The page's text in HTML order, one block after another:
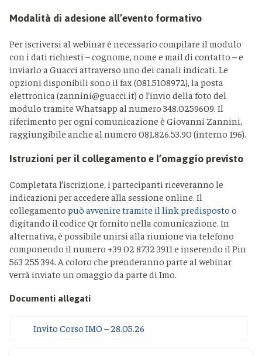
Modalità di adesione all’evento formativo
Per iscriversi al webinar è necessario compilare il modulo
con i dati richiesti – cognome, nome e mail di contatto – e
inviarlo a Guacci attraverso uno dei canali indicati. Le
opzioni disponibili sono il fax (081.5108972), la posta
elettronica (zannini@guacci.it) o l’invio della foto del
modulo tramite Whatsapp al numero 348.0259609. Il
riferimento per ogni comunicazione è Giovanni Zannini,
raggiungibile anche al numero 081.826.53.90 (interno 196).
Istruzioni per il collegamento e l’omaggio previsto
Completata l’iscrizione, i partecipanti riceveranno le
indicazioni per accedere alla sessione online. Il
collegamento può avvenire tramite il link predisposto o
digitando il codice Qr fornito nella comunicazione. In
alternativa, è possibile unirsi alla riunione via telefono
componendo il numero +39 02 8732 3911 e inserendo il Pin
563 255 394. A coloro che prenderanno parte al webinar
verrà inviato un omaggio da parte di Imo.
Documenti allegati
Invito Corso IMO – 28.05.26